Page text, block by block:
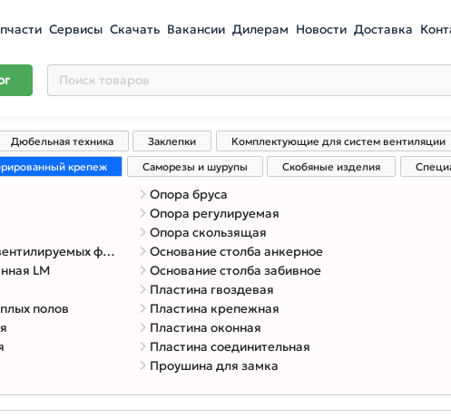
Сервисы Скачать Вакансии Дилерам Новости Доставка
Дюбельная техника Заклепки Комплектующие для систем вентиляции
крепеж Саморезы и шурупы Скобяные изделия
фасадов
LM
полов
Опора бруса
Опора регулируемая
Опора скользящая
Основание столба анкерное
Основание столба забивное
Пластина гвоздевая
Пластина крепежная
Пластина оконная
Пластина соединительная
Проушина для замка